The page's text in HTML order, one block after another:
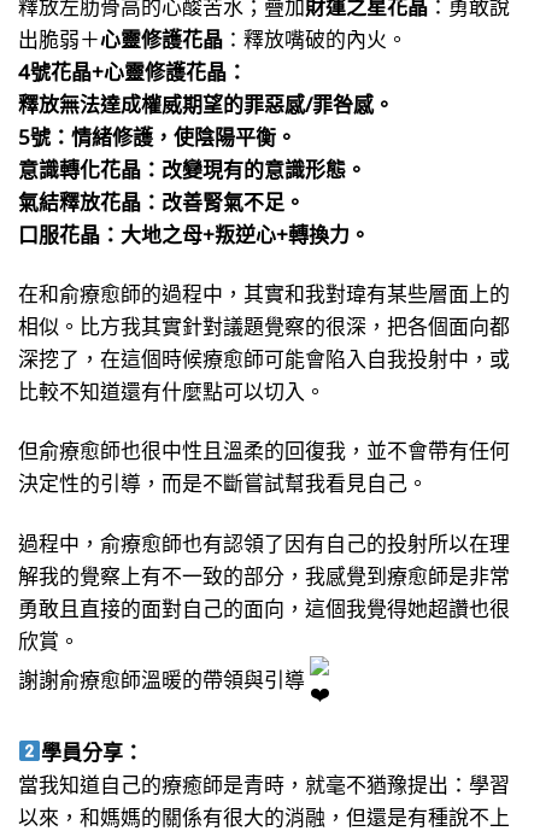
出脆弱＋心靈修護花晶 ：釋放嘴破的內火。
4號花晶+心靈修護花晶：
釋放無法達成權威期望的罪惡感/罪咎感。
5號：情緒修護，使陰陽平衡。
意識轉化花晶：改變現有的意識形態。
氣結釋放花晶：改善腎氣不足。
口服花晶：大地之母+叛逆心+轉換力。
在和俞療愈師的過程中，其實和我對瑋有某些層面上的
相似。比方我其實針對議題覺察的很深，把各個面向都
深挖了，在這個時候療愈師可能會陷入自我投射中，或
比較不知道還有什麼點可以切入。
但俞療愈師也很中性且溫柔的回復我，並不會帶有任何
決定性的引導，而是不斷嘗試幫我看見自己。
過程中，俞療愈師也有認領了因有自己的投射所以在理
解我的覺察上有不一致的部分，我感覺到療愈師是非常
勇敢且直接的面對自己的面向，這個我覺得她超讚也很
欣賞。
謝謝俞療愈師溫暖的帶領與引導
學員分享：
當我知道自己的療癒師是青時，就毫不猶豫提出：學習
以來，和媽媽的關係有很大的消融，但還是有種說不上